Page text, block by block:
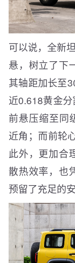
可以说，全新
悬，树立了下
其轴距加长至
近0.618黄金分
前悬压缩至同
近角；而前轮
此外，更加合
散热效率，也
预留了充足的